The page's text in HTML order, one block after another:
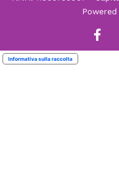
Powered
Informativa sulla raccolta